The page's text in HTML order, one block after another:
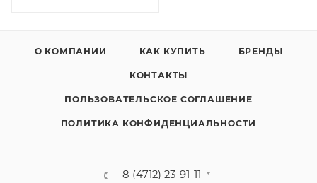
О КОМПАНИИ КАК КУПИТЬ БРЕНДЫ
КОНТАКТЫ
ПОЛЬЗОВАТЕЛЬСКОЕ СОГЛАШЕНИЕ
ПОЛИТИКА КОНФИДЕНЦИАЛЬНОСТИ
8 (4712) 23-91-11